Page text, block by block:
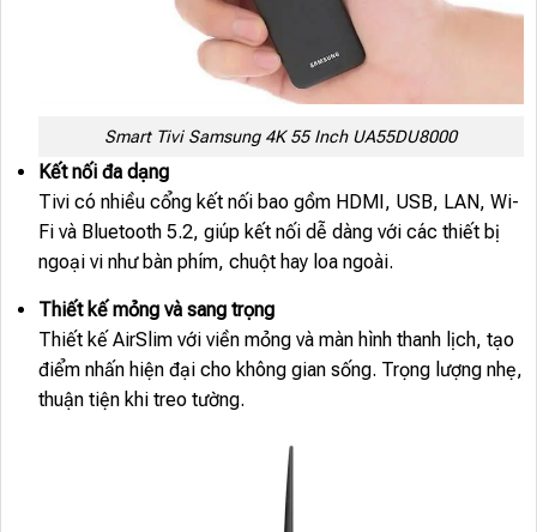
Smart Tivi Samsung 4K 55 Inch UA55DU8000
Kết nối đa dạng
Tivi có nhiều cổng kết nối bao gồm HDMI, USB, LAN, Wi-
Fi và Bluetooth 5.2, giúp kết nối dễ dàng với các thiết bị
ngoại vi như bàn phím, chuột hay loa ngoài.
Thiết kế mỏng và sang trọng
Thiết kế AirSlim với viền mỏng và màn hình thanh lịch, tạo
điểm nhấn hiện đại cho không gian sống. Trọng lượng nhẹ,
thuận tiện khi treo tường.